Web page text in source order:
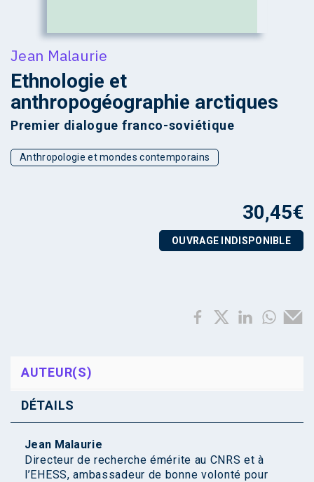
Jean Malaurie
Ethnologie et
anthropogéographie arctiques
Premier dialogue franco-soviétique
Anthropologie et mondes contemporains
30,45€
OUVRAGE INDISPONIBLE
AUTEUR(S)
DÉTAILS
Jean Malaurie
Directeur de recherche émérite au CNRS et à
l’EHESS, ambassadeur de bonne volonté pour